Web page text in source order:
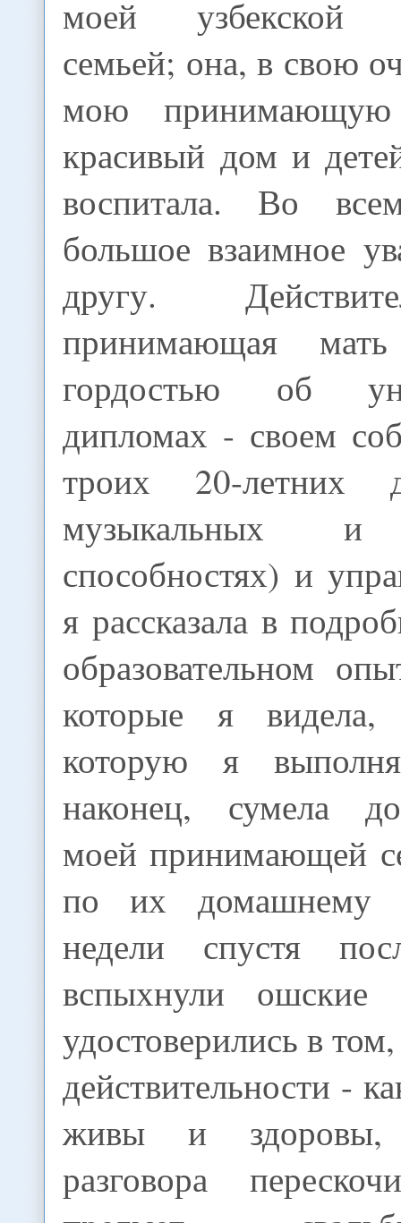
моей узбекской
семьей; она, в свою
мою
красивый дом и
воспитала. Во
большое взаимное
другу.
принимающая
гордостью об
дипломах - своем
троих 20-
музыкальных и
способностях) и
я рассказала в
образовательном
которые я
которую я
наконец, сумела
моей принимающей
по их домашнему
недели спустя
вспыхнули
удостоверились в
действительности -
живы и здоровы,
разговора